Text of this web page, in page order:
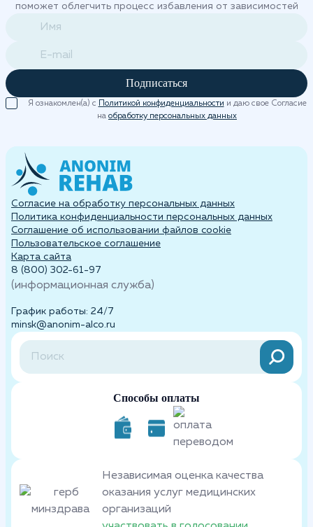
поможет облегчить процесс избавления от зависимостей
Подписаться
Я ознакомлен(а) с Политикой конфиденциальности и даю свое Согласие
на обработку персональных данных
Согласие на обработку персональных данных
Политика конфиденциальности персональных данных
Cоглашение об использовании файлов cookie
Пользовательское соглашение
Карта сайта
8 (800) 302-61-97
(информационная служба)
График работы: 24/7
minsk@anonim-alco.ru
Способы оплаты
Независимая оценка качества
оказания услуг медицинских
организаций